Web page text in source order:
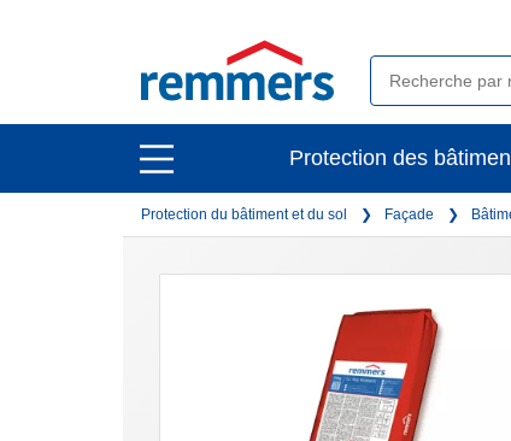
open
main
navigation
open
main
Protection des
Protection du bâtiment et du sol Façade